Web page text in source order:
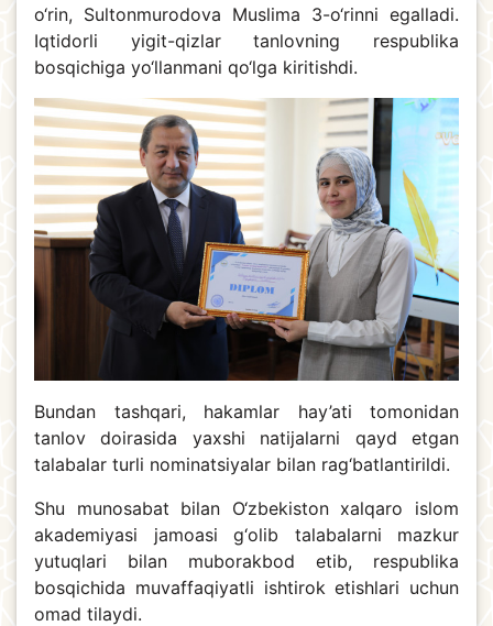
o‘rin, Sultonmurodova Muslima 3-o‘rinni egalladi.
Iqtidorli yigit-qizlar tanlovning respublika
bosqichiga yo‘llanmani qo‘lga kiritishdi.
Bundan tashqari, hakamlar hay’ati tomonidan
tanlov doirasida yaxshi natijalarni qayd etgan
talabalar turli nominatsiyalar bilan rag‘batlantirildi.
Shu munosabat bilan O‘zbekiston xalqaro islom
akademiyasi jamoasi g‘olib talabalarni mazkur
yutuqlari bilan muborakbod etib, respublika
bosqichida muvaffaqiyatli ishtirok etishlari uchun
omad tilaydi.